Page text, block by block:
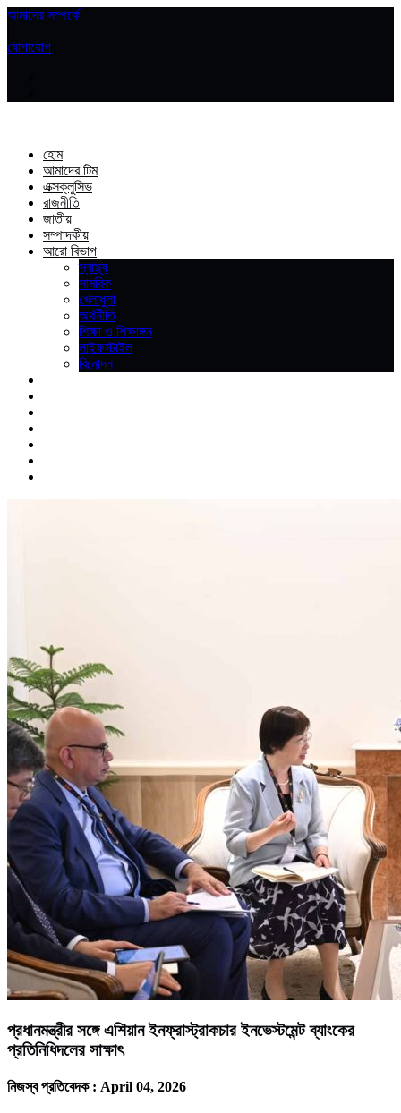
আমাদের সম্পর্কে
যোগাযোগ
হোম
আমাদের টিম
এক্সক্লুসিভ
রাজনীতি
জাতীয়
সম্পাদকীয়
আরো বিভাগ
স্বাস্থ্য
সামরিক
খেলাধুলা
অর্থনীতি
শিক্ষা ও শিক্ষাঙ্গন
লাইফস্টাইল
বিনোদন
প্রধানমন্ত্রীর সঙ্গে এশিয়ান ইনফ্রাস্ট্রাকচার ইনভেস্টমেন্ট ব্যাংকের
প্রতিনিধিদলের সাক্ষাৎ
নিজস্ব প্রতিবেদক : April 04, 2026